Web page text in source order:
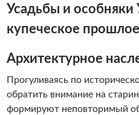
именно вы, дорогие
неотъемлемой частью! До
Усадьбы и
купеческое прошлое
Архитектурное
Прогуливаясь по
обратить внимание на
формируют неповторимый